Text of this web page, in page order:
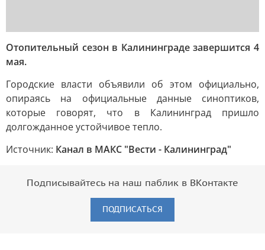
Отопительный сезон в Калининграде завершится 4
мая.
Городские власти объявили об этом официально,
опираясь на официальные данные синоптиков,
которые говорят, что в Калининград пришло
долгожданное устойчивое тепло.
Источник: Канал в МАКС "Вести - Калининград"
Подписывайтесь на наш паблик в ВКонтакте
ПОДПИСАТЬСЯ